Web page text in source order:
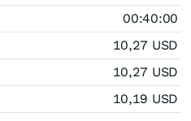
00:40:00
10,27 USD
10,27 USD
10,19 USD